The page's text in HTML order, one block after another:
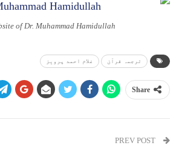
of Dr. Muhammad Hamidullah
ترجمہ قرآن غلام احمد پرویز
Share